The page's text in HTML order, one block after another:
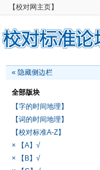
【校对网主页】
« 隐藏侧边栏
全部版块
【字的时间地理】
【词的时间地理】
【校对标准A-Z】
× 【A】√
× 【B】√